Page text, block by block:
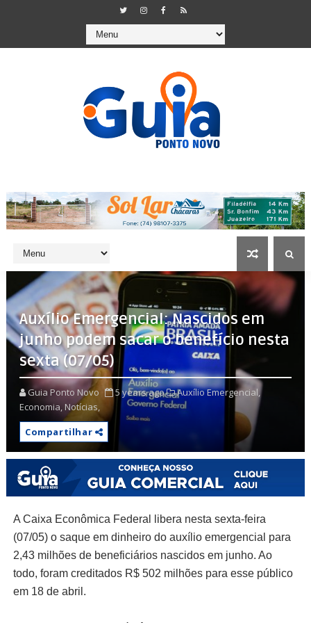
Auxílio Emergencial: Nascidos em
junho podem sacar o benefício nesta
sexta (07/05)
Guia Ponto Novo 5 years ago
Auxílio Emergencial,
Economia, Notícias,
Compartilhar
A Caixa Econômica Federal libera nesta sexta-feira
(07/05) o saque em dinheiro do auxílio emergencial para
2,43 milhões de beneficiários nascidos em junho. Ao
todo, foram creditados R$ 502 milhões para esse público
em 18 de abril.